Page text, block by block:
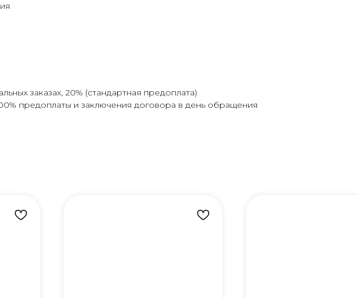
заказах, 20% (стандартная предоплата)
предоплаты и заключения договора в день обращения